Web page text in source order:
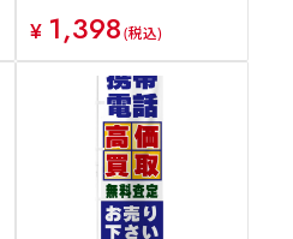
¥ 1,398(税込)